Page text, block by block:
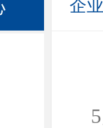
企